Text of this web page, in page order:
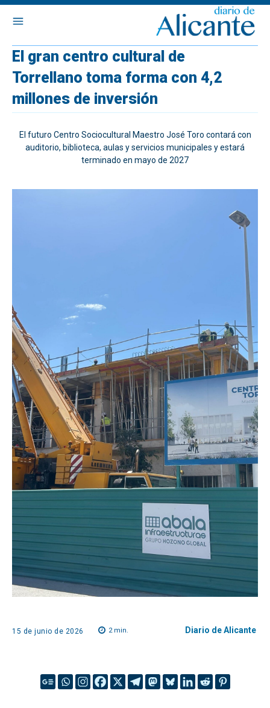
El gran centro cultural de
Torrellano toma forma con 4,2
millones de inversión
El futuro Centro Sociocultural Maestro José Toro contará con
auditorio, biblioteca, aulas y servicios municipales y estará
terminado en mayo de 2027
15 de junio de 2026 2min. Diario de Alicante